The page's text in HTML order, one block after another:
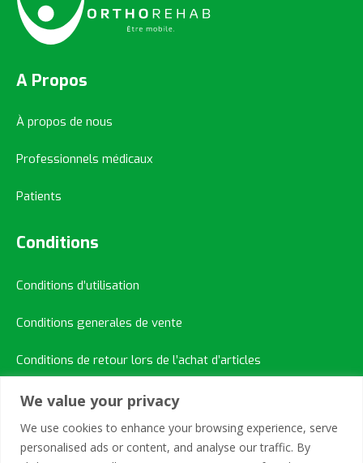
We value your privacy
We use cookies to enhance your browsing experience, serve
personalised ads or content, and analyse our traffic. By
A Propos
À propos de nous
Professionnels médicaux
Patients
Conditions
Conditions d’utilisation
Conditions generales de vente
Conditions de retour lors de l’achat d’articles
Contacts Rapide
+41 21 731 7220